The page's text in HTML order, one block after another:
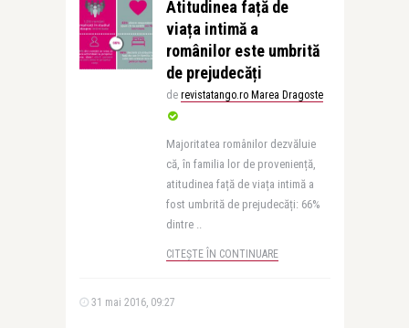
Atitudinea față de
viața intimă a
românilor este umbrită
de prejudecăți
de revistatango.ro Marea Dragoste
Majoritatea românilor dezvăluie
că, în familia lor de proveniență,
atitudinea față de viața intimă a
fost umbrită de prejudecăți: 66%
dintre ..
CITEȘTE ÎN CONTINUARE
31 mai 2016, 09:27